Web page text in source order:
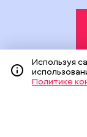
Издание создано
средств
На сайте
на основе сбора,
Используя
Политике